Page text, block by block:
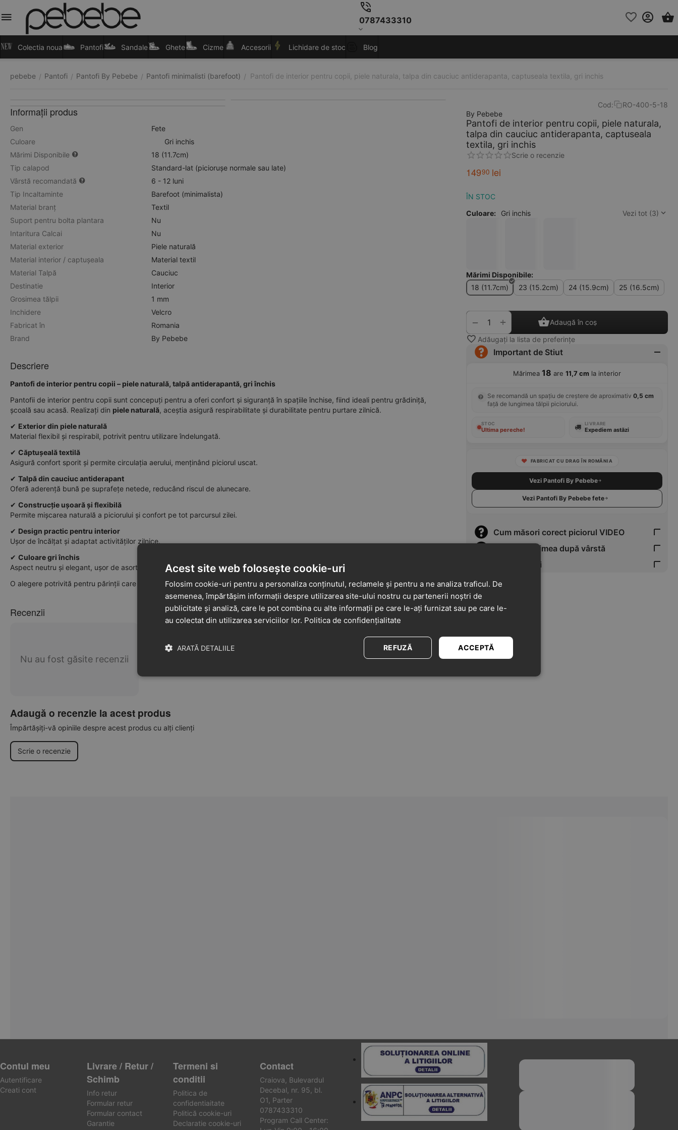
0787433310
Colectia noua Pantofi Sandale Ghete Cizme Accesorii Lichidare de stoc Blog
pebebe / Pantofi / Pantofi By Pebebe / Pantofi minimalisti (barefoot) / Pantofi de interior pentru copii, piele naturala, talpa din cauciuc antiderapanta, captuseala textila, gri inchis
Cod:
RO-400-5-18
By Pebebe
Pantofi de interior pentru copii, piele naturala,
talpa din cauciuc antiderapanta, captuseala
textila, gri inchis
Scrie o recenzie
14990 lei
ÎN STOC
Culoare:
Gri inchis Vezi tot (3)
Mărimi Disponibile:
18 (11.7cm)
23 (15.2cm) 24 (15.9cm) 25 (16.5cm)
+
−
Adaugă în coș
Adăugați la lista de preferințe
Important de Stiut
Mărimea 18 are 11,7 cm la interior
Se recomandă un spațiu de creștere de aproximativ 0,5 cm
față de lungimea tălpii piciorului.
STOC
Ultima pereche!
LIVRARE
Expediem astăzi
FABRICAT CU DRAG ÎN ROMÂNIA
Vezi Pantofi By Pebebe
Vezi Pantofi By Pebebe fete
Cum măsori corect piciorul VIDEO
Verifică mărimea după vârstă
Tabel Mărimi
Informații produs
Gen
Fete
Culoare
Gri inchis
Mărimi Disponibile
18 (11.7cm)
Tip calapod
Standard-lat (piciorușe normale sau late)
Vârstă recomandată
6 - 12 luni
Tip Incaltaminte
Barefoot (minimalista)
Material branț
Textil
Suport pentru bolta plantara
Nu
Intaritura Calcai
Nu
Material exterior
Piele naturală
Material interior / captușeala
Material textil
Material Talpă
Cauciuc
Destinatie
Interior
Grosimea tălpii
1 mm
Inchidere
Velcro
Fabricat în
Romania
Brand
By Pebebe
Descriere
Pantofi de interior pentru copii – piele naturală, talpă antiderapantă, gri închis
Pantofii de interior pentru copii sunt concepuți pentru a oferi confort și siguranță în spațiile închise, fiind ideali pentru grădiniță,
școală sau acasă. Realizați din piele naturală, aceștia asigură respirabilitate și durabilitate pentru purtare zilnică.
✔ Exterior din piele naturală
Material flexibil și respirabil, potrivit pentru utilizare îndelungată.
✔ Căptușeală textilă
Asigură confort sporit și permite circulația aerului, menținând piciorul uscat.
✔ Talpă din cauciuc antiderapant
Oferă aderență bună pe suprafețe netede, reducând riscul de alunecare.
✔ Construcție ușoară și flexibilă
Permite mișcarea naturală a piciorului și confort pe tot parcursul zilei.
✔ Design practic pentru interior
Ușor de încălțat și adaptat activităților zilnice.
✔ Culoare gri închis
Aspect neutru și elegant, ușor de asortat.
O alegere potrivită pentru părinții care caută pantofi de interior din piele naturală, siguri și confortabili pentru copii.
Recenzii
Nu au fost găsite recenzii
Adaugă o recenzie la acest produs
Împărtășiți-vă opiniile despre acest produs cu alți clienți
Scrie o recenzie
Contul meu
Autentificare
Creati cont
Livrare / Retur /
Schimb
Info retur
Formular retur
Formular contact
Garantie
Termeni si
conditii
Politica de
confidentiaitate
Politică cookie-uri
Declaratie cookie-uri
Contact
Craiova, Bulevardul
Decebal, nr. 95, bl.
O1, Parter
0787433310
Program Call Center:
Acest site web folosește cookie-uri
Folosim cookie-uri pentru a personaliza conținutul, reclamele și pentru a ne analiza traficul. De
asemenea, împărtășim informații despre utilizarea site-ului nostru cu partenerii noștri de
publicitate și analiză, care le pot combina cu alte informații pe care le-ați furnizat sau pe care le-
au colectat din utilizarea serviciilor lor. Politica de confidențialitate
ACCEPTĂ
REFUZĂ
ARATĂ DETALIILE